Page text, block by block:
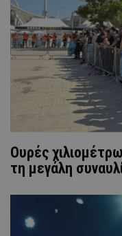
Ουρές
τη μεγάλη